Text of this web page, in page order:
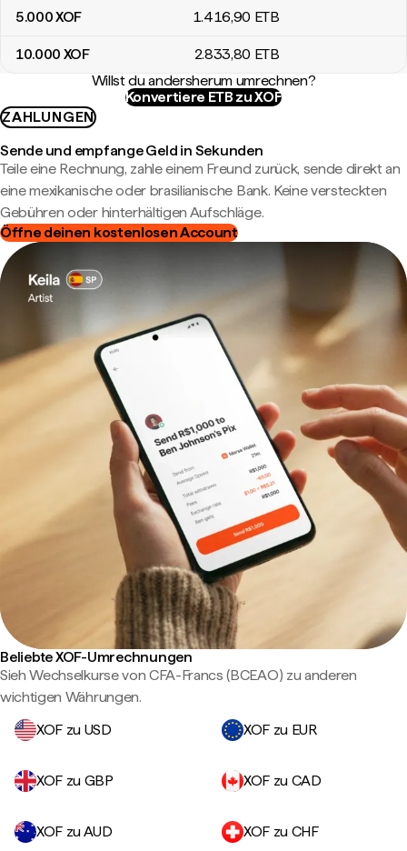
5.000XOF 1.416,90 ETB
10.000 XOF 2.833,80 ETB
Willst du andersherum umrechnen?
Konvertiere ETB zu XOF
ZAHLUNGEN
Sende und empfange Geld in Sekunden
Teile eine Rechnung, zahle einem Freund zurück, sende direkt an
eine mexikanische oder brasilianische Bank. Keine versteckten
Gebühren oder hinterhältigen Aufschläge.
Öffne deinen kostenlosen Account
Beliebte XOF-Umrechnungen
Sieh Wechselkurse von CFA-Francs (BCEAO) zu anderen
wichtigen Währungen.
XOF zu USD
XOF zu EUR
XOF zu GBP XOF zu CAD
XOF zu AUD XOF zu CHF